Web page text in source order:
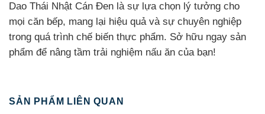
Dao Thái Nhật Cán Đen là sự lựa chọn lý tưởng cho
mọi căn bếp, mang lại hiệu quả và sự chuyên nghiệp
trong quá trình chế biến thực phẩm. Sở hữu ngay sản
phẩm để nâng tầm trải nghiệm nấu ăn của bạn!
SẢN PHẨM LIÊN QUAN